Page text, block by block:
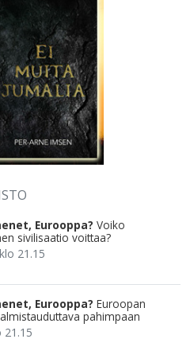
Eurooppa? Voiko
sivilisaatio voittaa?
21.15
Eurooppa? Euroopan
pahimpaan
21.15